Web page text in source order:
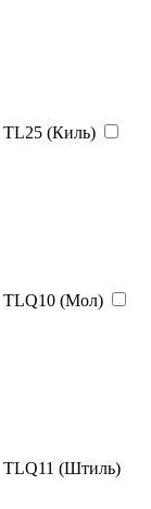
TL25 (Киль)
TLQ10 (Мол)
TLQ11 (Штиль)